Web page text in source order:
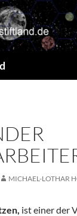
MICHAEL-LOTHAR
ist einer der